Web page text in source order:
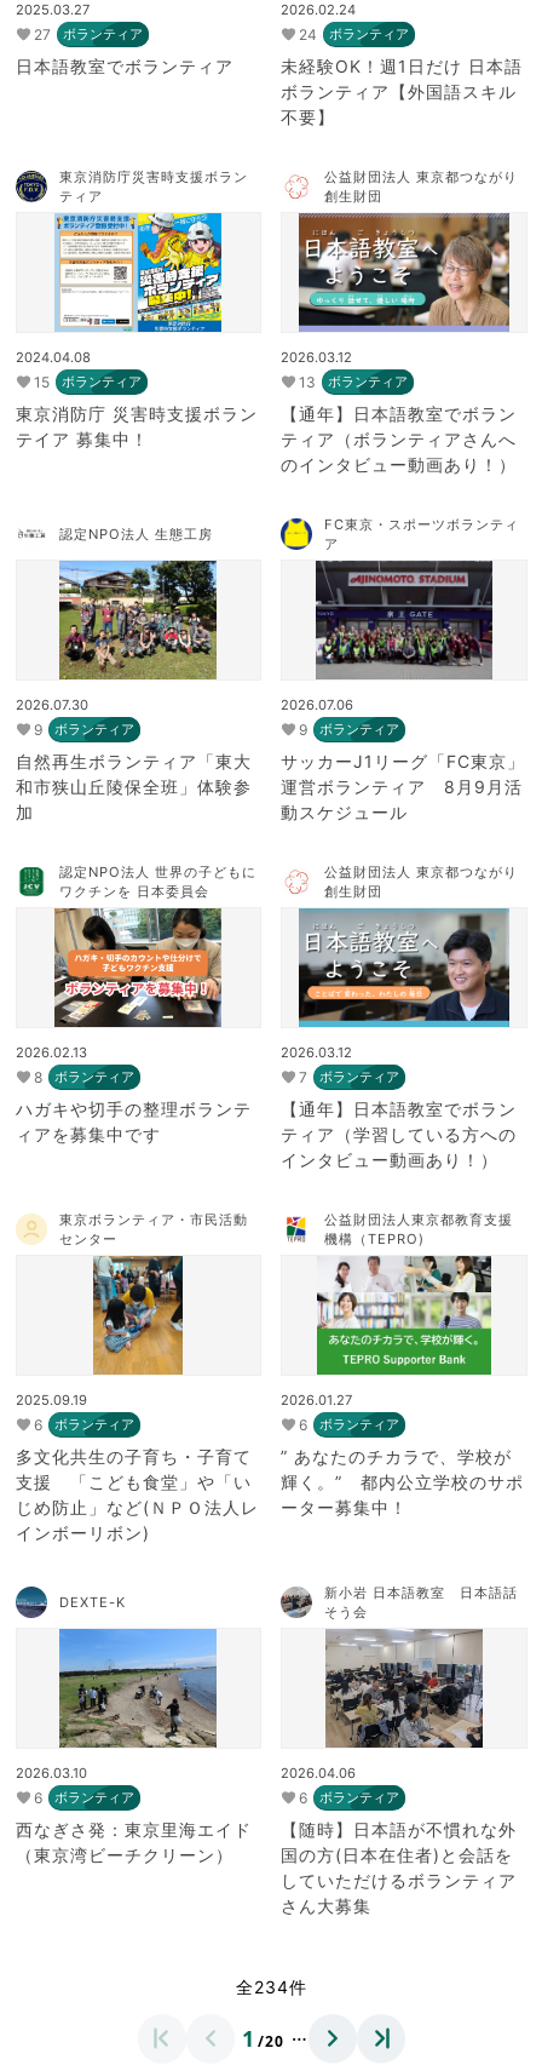
2025.03.27
27 ボランティア
日本語教室でボランティア
2026.02.24
24 ボランティア
未経験OK！週1日だけ 日本語
ボランティア【外国語スキル
不要】
東京消防庁災害時支援ボラン
ティア
2024.04.08
15 ボランティア
東京消防庁 災害時支援ボラン
テイア 募集中！
公益財団法人 東京都つながり
創生財団
2026.03.12
13 ボランティア
【通年】日本語教室でボラン
ティア（ボランティアさんへ
のインタビュー動画あり！）
認定NPO法人 生態工房
2026.07.30
9 ボランティア
自然再生ボランティア「東大
和市狭山丘陵保全班」体験参
加
FC東京・スポーツボランティ
ア
2026.07.06
9 ボランティア
サッカーJ1リーグ「FC東京」
運営ボランティア 8月9月活
動スケジュール
認定NPO法人 世界の子どもに
ワクチンを 日本委員会
2026.02.13
8 ボランティア
ハガキや切手の整理ボランテ
ィアを募集中です
公益財団法人 東京都つながり
創生財団
2026.03.12
7 ボランティア
【通年】日本語教室でボラン
ティア（学習している方への
インタビュー動画あり！）
東京ボランティア・市民活動
センター
2025.09.19
6 ボランティア
多文化共生の子育ち・子育て
支援 「こども食堂」や「い
じめ防止」など(ＮＰＯ法人レ
インボーリボン)
公益財団法人東京都教育支援
機構（TEPRO)
2026.01.27
6 ボランティア
” あなたのチカラで、学校が
輝く。” 都内公立学校のサポ
ーター募集中！
DEXTE-K
2026.03.10
6 ボランティア
西なぎさ発：東京里海エイド
（東京湾ビーチクリーン）
新小岩 日本語教室 日本語話
そう会
2026.04.06
6 ボランティア
【随時】日本語が不慣れな外
国の方(日本在住者)と会話を
していただけるボランティア
さん大募集
全234件
1 /20 …